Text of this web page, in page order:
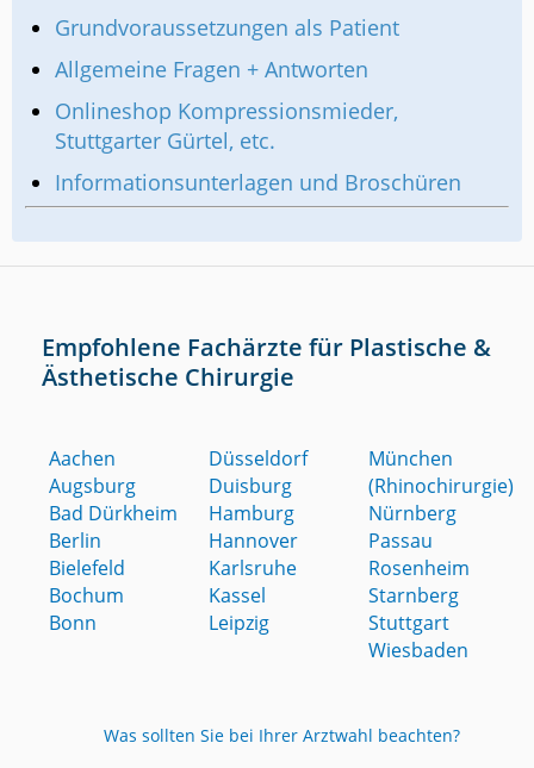
Grundvoraussetzungen als Patient
Allgemeine Fragen + Antworten
Onlineshop Kompressionsmieder,
Stuttgarter Gürtel, etc.
Informationsunterlagen und Broschüren
Empfohlene Fachärzte für Plastische &
Ästhetische Chirurgie
Aachen
Augsburg
Bad Dürkheim
Berlin
Bielefeld
Bochum
Bonn
Düsseldorf
Duisburg
Hamburg
Hannover
Karlsruhe
Kassel
Leipzig
München
(Rhinochirurgie)
Nürnberg
Passau
Rosenheim
Starnberg
Stuttgart
Wiesbaden
Was sollten Sie bei Ihrer Arztwahl beachten?